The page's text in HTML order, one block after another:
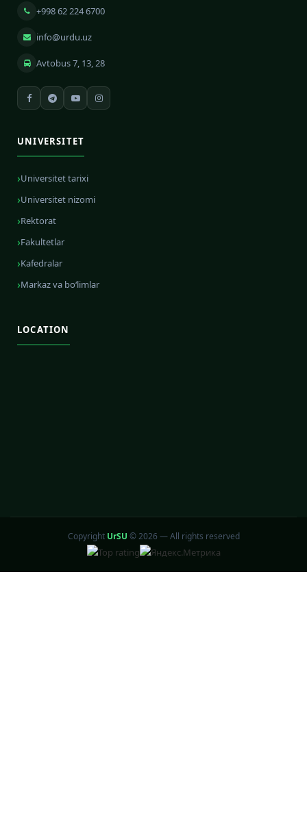
+998 62 224 6700
info@urdu.uz
Avtobus 7, 13, 28
UNIVERSITET
Universitet tarixi
Universitet nizomi
Rektorat
Fakultetlar
Kafedralar
Markaz va bo‘limlar
LOCATION
Copyright UrSU ©2026 — All rights reserved